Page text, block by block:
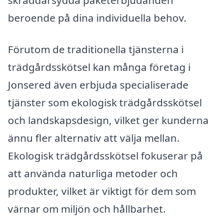
beroende på dina individuella behov.
Förutom de traditionella tjänsterna i
trädgårdsskötsel kan många företag i
Jonsered även erbjuda specialiserade
tjänster som ekologisk trädgårdsskötsel
och landskapsdesign, vilket ger kunderna
ännu fler alternativ att välja mellan.
Ekologisk trädgårdsskötsel fokuserar på
att använda naturliga metoder och
produkter, vilket är viktigt för dem som
värnar om miljön och hållbarhet.